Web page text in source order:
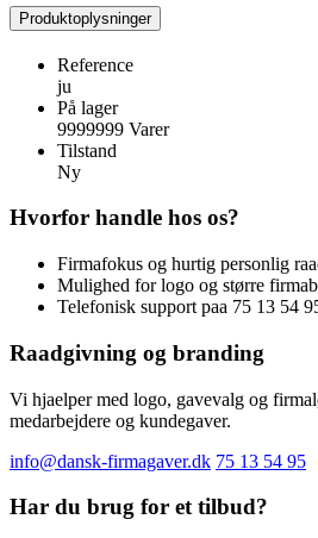
Produktoplysninger
Reference
ju
På lager
9999999 Varer
Tilstand
Ny
Hvorfor handle hos os?
Firmafokus og hurtig personlig
Mulighed for logo og større
Telefonisk support paa 75 13 54
Raadgivning og branding
Vi hjaelper med logo, gavevalg og
medarbejdere og kundegaver.
info@dansk-firmagaver.dk 75 13 54 95
Har du brug for et tilbud?